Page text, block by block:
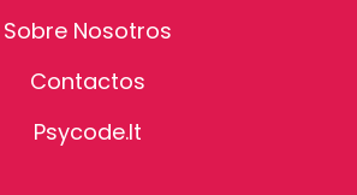
Sobre Nosotros
Contactos
Psycode.it